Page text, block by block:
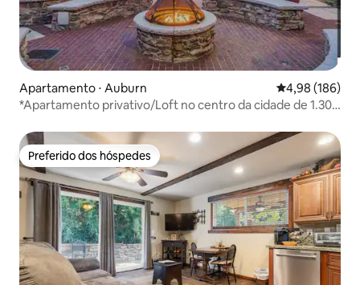
Apartamento ⋅ Auburn 4,98 de uma
4,98 (186)
*Apartamento privativo/Loft no centro da cidade de 1.300
Preferido dos hóspedes
Preferido dos hóspedes